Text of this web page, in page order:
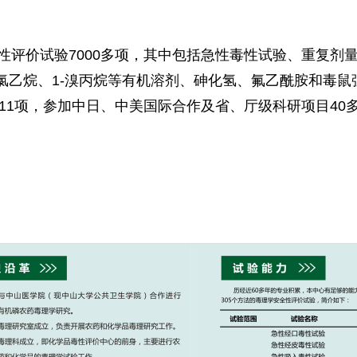
评价试验7000多项，其中包括急性毒性试验、重复剂
烷、1-溴丙烷等有机溶剂、砷化氢、氟乙酰胺和毒
项，参加中日、中美国际合作及省、厅级科研项目40